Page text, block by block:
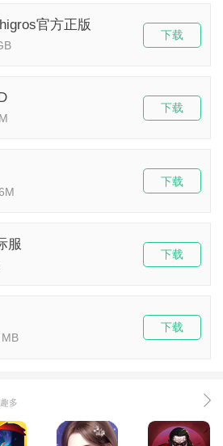
官方正版
下载
下载
下载
服
下载
下载
多